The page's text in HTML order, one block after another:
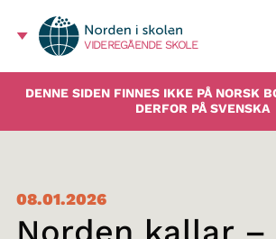
VIDEREGÅENDE SKOLE
DENNE SIDEN FINNES IKKE PÅ NORSK
DERFOR PÅ SVENSKA
08.01.2026